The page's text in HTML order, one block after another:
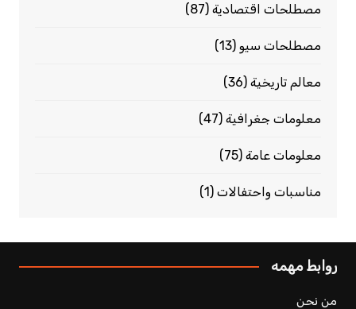
مصطلحات اقتصادية(87)
مصطلحات سيو(13)
معالم تاريخية(36)
معلومات جغرافية(47)
معلومات عامة(75)
مناسبات واحتفالات(1)
روابط مهمه
من نحن